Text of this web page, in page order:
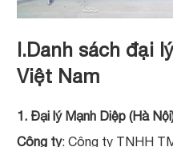
I.Danh sách đại
Việt Nam
1. Đại lý Mạnh Diệp (Hà
Công ty: Công ty TNHH